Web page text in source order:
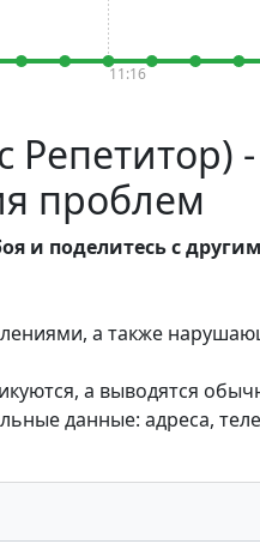
11:16
проблем
и поделитесь с
а также
а выводятся
данные: адреса,